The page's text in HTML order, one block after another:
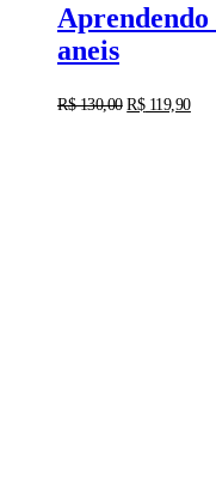
Aprendendo
aneis
R$130,00 R$119,90